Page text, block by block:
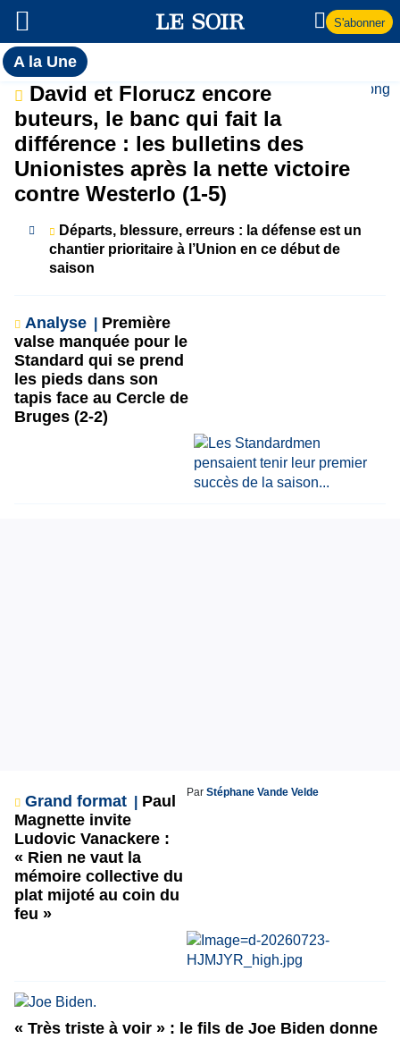
S'abonner
A la UneToutes
l'actualité
du Soir
A
la
Une
David et Florucz encore
buteurs, le banc qui fait la
différence : les bulletins des
Unionistes après la nette victoire
contre Westerlo (1-5)
Départs, blessure, erreurs : la défense est un
chantier prioritaire à l’Union en ce début de
saison
Analyse
Première
valse manquée pour le
Standard qui se prend
les pieds dans son
tapis face au Cercle de
Bruges (2-2)
Grand format
Paul
Magnette invite
Ludovic Vanackere :
« Rien ne vaut la
mémoire collective du
plat mijoté au coin du
feu »
Par Stéphane Vande Velde
« Très triste à voir » : le fils de Joe Biden donne